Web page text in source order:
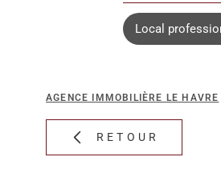
Local
AGENCE IMMOBILIÈRE LE HAVRE
RETOUR